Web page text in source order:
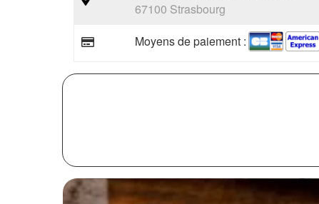
67100 Strasbourg
Moyens de paiement :